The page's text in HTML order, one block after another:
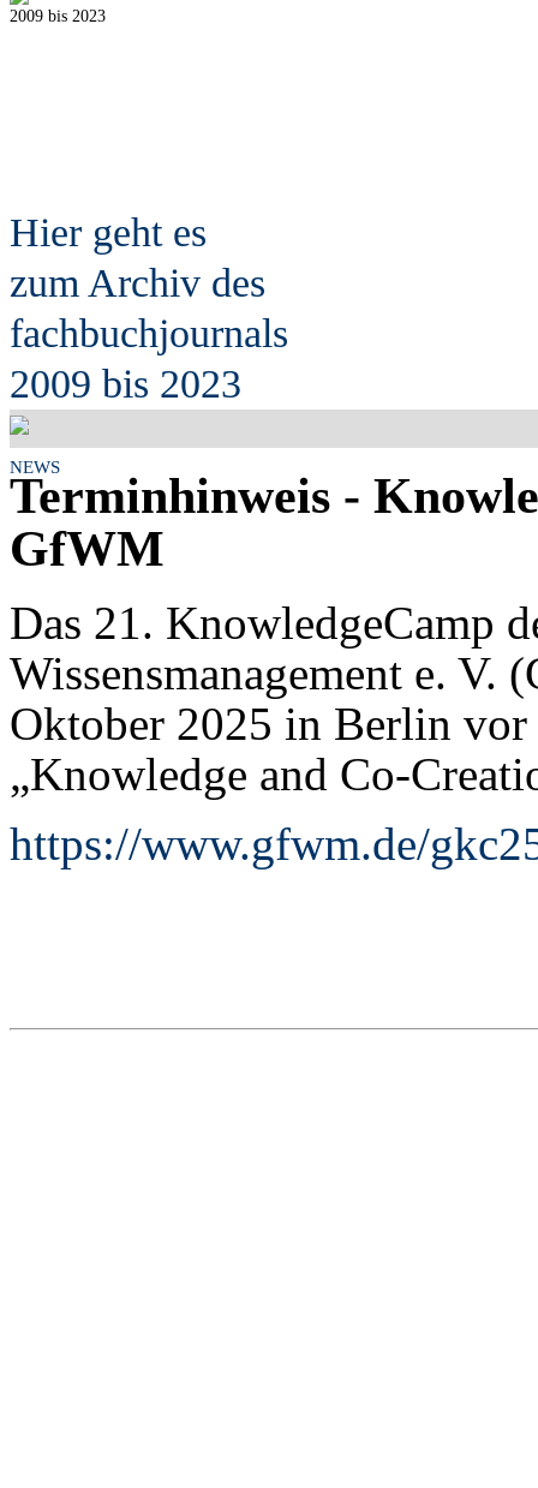
2009 bis 2023
Hier geht es
zum Archiv des
fachbuchjournals
2009 bis 2023
NEWS
Terminhinweis -
GfWM
Das 21. KnowledgeCamp
Wissensmanagement e.
Oktober 2025 in Berlin
„Knowledge and Co-
https://www.gfwm.de/